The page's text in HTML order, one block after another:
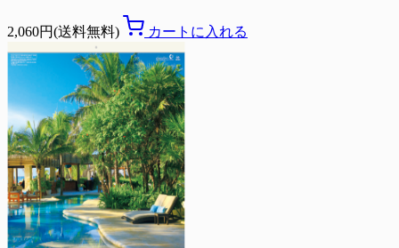
2,060円(送料無料) カートに入れる